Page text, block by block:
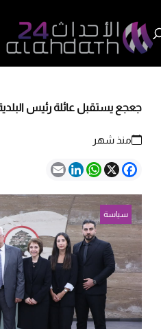
جعجع يستقبل عائلة رئيس
منذ شهر
Facebook
X
WhatsApp
LinkedIn
Email
سياسة